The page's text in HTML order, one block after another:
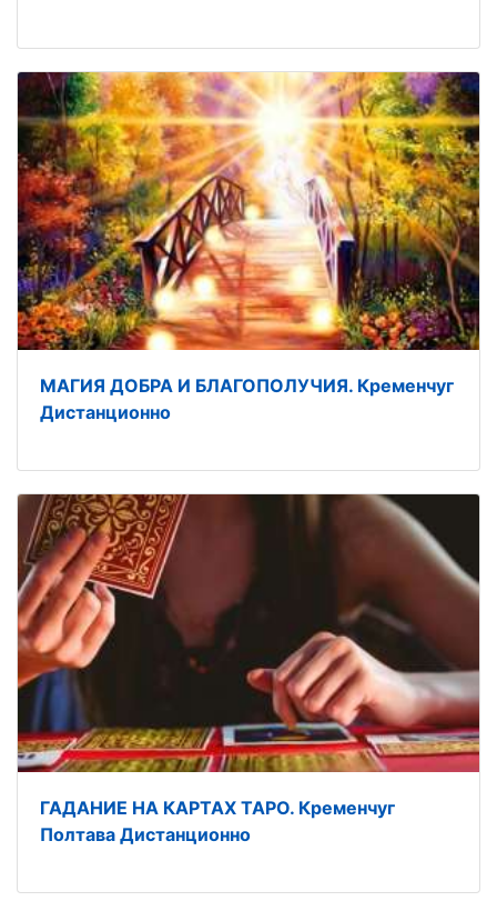
МАГИЯ ДОБРА И БЛАГОПОЛУЧИЯ. Кременчуг
Дистанционно
ГАДАНИЕ НА КАРТАХ ТАРО. Кременчуг
Полтава Дистанционно